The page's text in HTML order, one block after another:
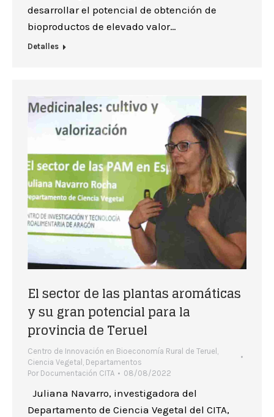
desarrollar el potencial de obtención de
bioproductos de elevado valor…
Detalles
El sector de las plantas aromáticas
y su gran potencial para la
provincia de Teruel
Centro de Innovación en Bioeconomía Rural de Teruel ,
Ciencia Vegetal , Departamentos
Por Documentación CITA 08/08/2022
Juliana Navarro, investigadora del
Departamento de Ciencia Vegetal del CITA,